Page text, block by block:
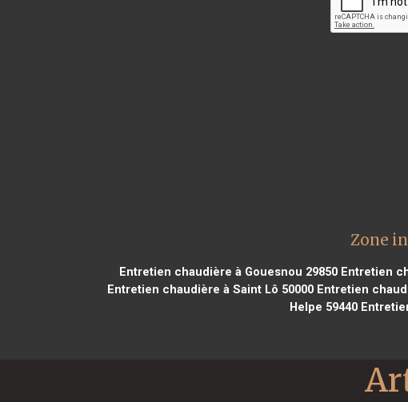
Zone
Entretien chaudière à Gouesnou 29850Entretien
Entretien chaudière à Saint Lô 50000Entretien
Helpe 59440